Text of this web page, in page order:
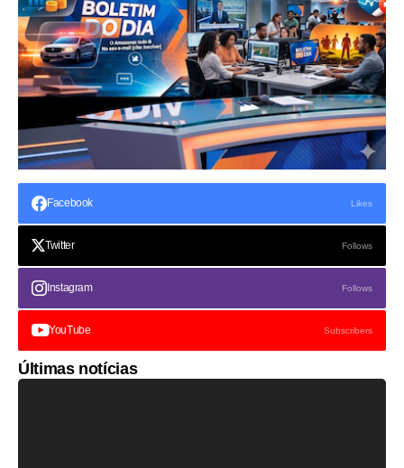
Facebook Likes
Twitter Follows
Instagram Follows
YouTube Subscribers
Últimas notícias